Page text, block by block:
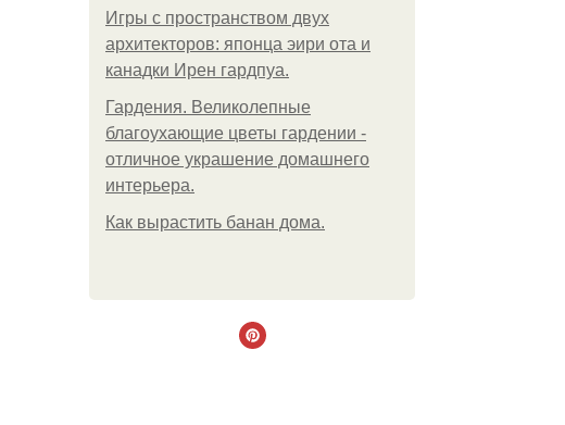
Игры с пространством двух
архитекторов: японца эири ота и
канадки Ирен гардпуа.
Гардения. Великолепные
благоухающие цветы гардении -
отличное украшение домашнего
интерьера.
Как вырастить банан дома.